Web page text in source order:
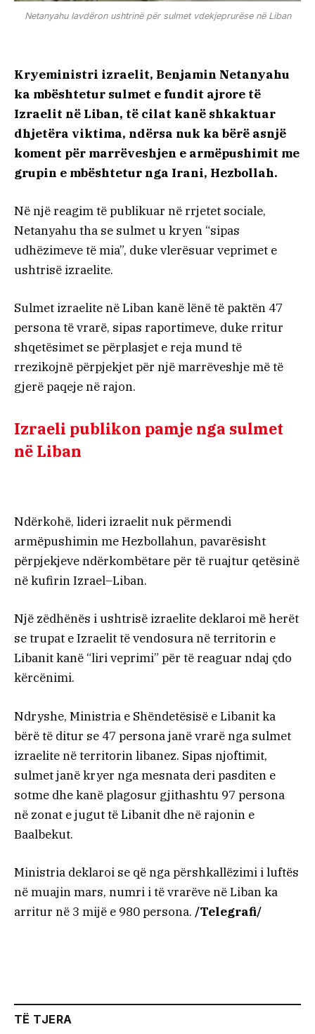
Netanyahu lavdëron ushtrinë për sulmet vdekjeprurëse në Liban
Kryeministri izraelit, Benjamin Netanyahu
ka mbështetur sulmet e fundit ajrore të
Izraelit në Liban, të cilat kanë shkaktuar
dhjetëra viktima, ndërsa nuk ka bërë asnjë
koment për marrëveshjen e armëpushimit me
grupin e mbështetur nga Irani, Hezbollah.
Në një reagim të publikuar në rrjetet sociale,
Netanyahu tha se sulmet u kryen “sipas
udhëzimeve të mia”, duke vlerësuar veprimet e
ushtrisë izraelite.
Sulmet izraelite në Liban kanë lënë të paktën 47
persona të vrarë, sipas raportimeve, duke rritur
shqetësimet se përplasjet e reja mund të
rrezikojnë përpjekjet për një marrëveshje më të
gjerë paqeje në rajon.
Izraeli publikon pamje nga sulmet
në Liban
Ndërkohë, lideri izraelit nuk përmendi
armëpushimin me Hezbollahun, pavarësisht
përpjekjeve ndërkombëtare për të ruajtur qetësinë
në kufirin Izrael–Liban.
Një zëdhënës i ushtrisë izraelite deklaroi më herët
se trupat e Izraelit të vendosura në territorin e
Libanit kanë “liri veprimi” për të reaguar ndaj çdo
kërcënimi.
Ndryshe, Ministria e Shëndetësisë e Libanit ka
bërë të ditur se 47 persona janë vrarë nga sulmet
izraelite në territorin libanez. Sipas njoftimit,
sulmet janë kryer nga mesnata deri pasditen e
sotme dhe kanë plagosur gjithashtu 97 persona
në zonat e jugut të Libanit dhe në rajonin e
Baalbekut.
Ministria deklaroi se që nga përshkallëzimi i luftës
në muajin mars, numri i të vrarëve në Liban ka
arritur në 3 mijë e 980 persona. /Telegrafi/
TË TJERA